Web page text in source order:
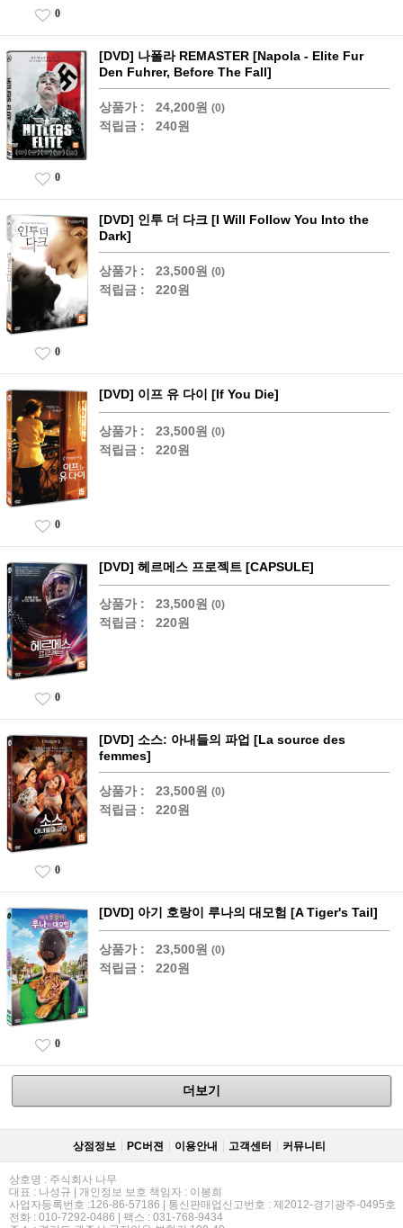
0
[DVD] 나폴라 REMASTER [Napola - Elite Fur
Den Fuhrer, Before The Fall]
상품가 : 24,200원 (0)
적립금 : 240원
0
[DVD] 인투 더 다크 [I Will Follow You Into the
Dark]
상품가 : 23,500원 (0)
적립금 : 220원
0
[DVD] 이프 유 다이 [If You Die]
상품가 : 23,500원 (0)
적립금 : 220원
0
[DVD] 헤르메스 프로젝트 [CAPSULE]
상품가 : 23,500원 (0)
적립금 : 220원
0
[DVD] 소스: 아내들의 파업 [La source des
femmes]
상품가 : 23,500원 (0)
적립금 : 220원
0
[DVD] 아기 호랑이 루나의 대모험 [A Tiger's Tail]
상품가 : 23,500원 (0)
적립금 : 220원
0
더보기
상점정보 PC버젼 이용안내 고객센터 커뮤니티
상호명 : 주식회사 나무
대표 : 나성규 | 개인정보 보호 책임자 : 이봉희
사업자등록번호 :126-86-57186 | 통신판매업신고번호 : 제2012-경기광주-0495호
전화 : 010-7292-0486 | 팩스 : 031-768-9434